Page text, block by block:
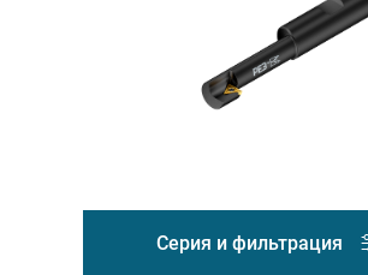
Серия и фильтрация